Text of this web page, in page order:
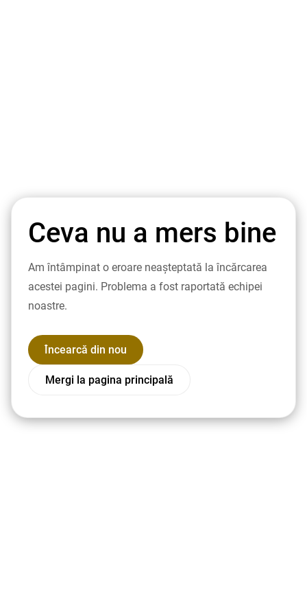
Ceva nu a mers bine
Am întâmpinat o eroare neașteptată la încărcarea
acestei pagini. Problema a fost raportată echipei
noastre.
Încearcă din nou
Mergi la pagina principală